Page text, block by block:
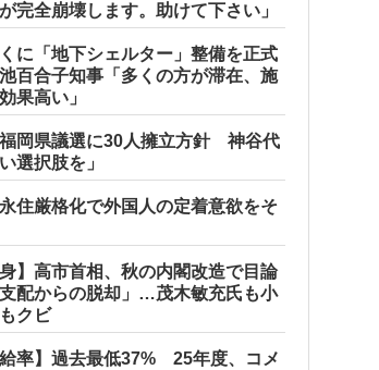
完全崩壊します。助けて下さい」
に「地下シェルター」整備を正式
百合子知事「多くの方が滞在、施
果高い」
岡県議選に30人擁立方針 神谷代
選択肢を」
永住厳格化で外国人の定着意欲をそ
身】高市首相、秋の内閣改造で目論
配からの脱却」…茂木敏充氏も小
クビ
給率】過去最低37% 25年度、コメ